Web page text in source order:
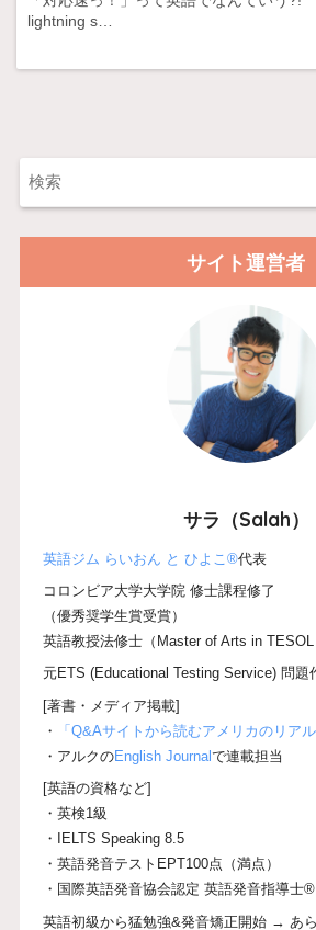
lightning s…
サイト運営者
サラ（Salah）
英語ジム らいおん と ひよこ®代表
コロンビア大学大学院 修士課程修了
（優秀奨学生賞受賞）
英語教授法修士（Master of Arts in TESOL
元ETS (Educational Testing Service) 問題
[著書・メディア掲載]
・
「Q&Aサイトから読むアメリカのリア
・アルクのEnglish Journalで連載担当
[英語の資格など]
・英検1級
・IELTS Speaking 8.5
・英語発音テストEPT100点（満点）
・国際英語発音協会認定 英語発音指導士®
英語初級から猛勉強&発音矯正開始 → あ